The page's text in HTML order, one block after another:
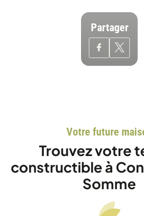
Partager
Votre future
Trouvez votre
constructible à
Somme